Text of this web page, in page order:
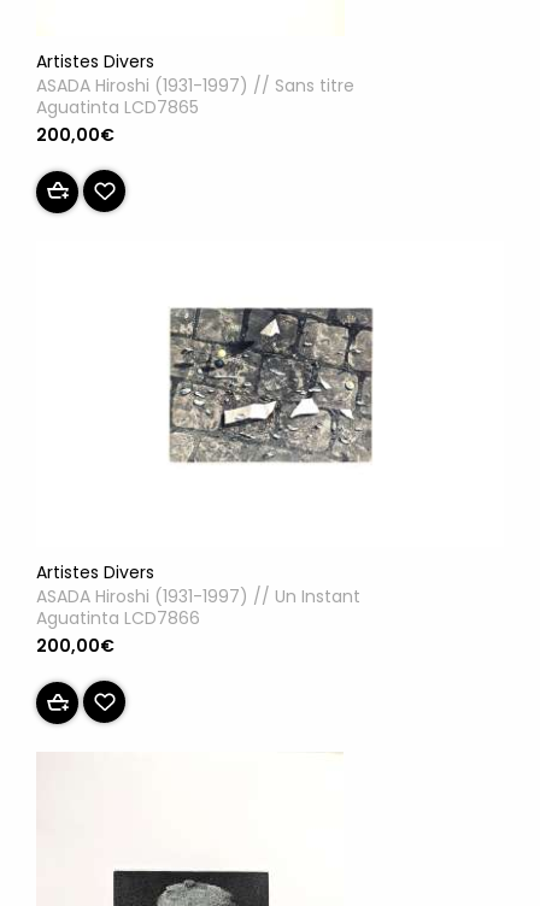
Artistes Divers
ASADA Hiroshi (1931-1997) // Sans titre
Aguatinta LCD7865
200,00€
Artistes Divers
ASADA Hiroshi (1931-1997) // Un Instant
Aguatinta LCD7866
200,00€